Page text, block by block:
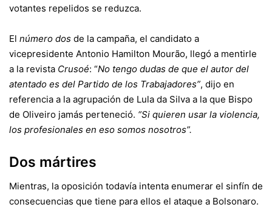
votantes repelidos se reduzca.
El número dos de la campaña, el candidato a
vicepresidente Antonio Hamilton Mourão, llegó a mentirle
a la revista Crusoé: “No tengo dudas de que el autor del
atentado es del Partido de los Trabajadores”, dijo en
referencia a la agrupación de Lula da Silva a la que Bispo
de Oliveiro jamás perteneció. “Si quieren usar la violencia,
los profesionales en eso somos nosotros”.
Dos mártires
Mientras, la oposición todavía intenta enumerar el sinfín de
consecuencias que tiene para ellos el ataque a Bolsonaro.